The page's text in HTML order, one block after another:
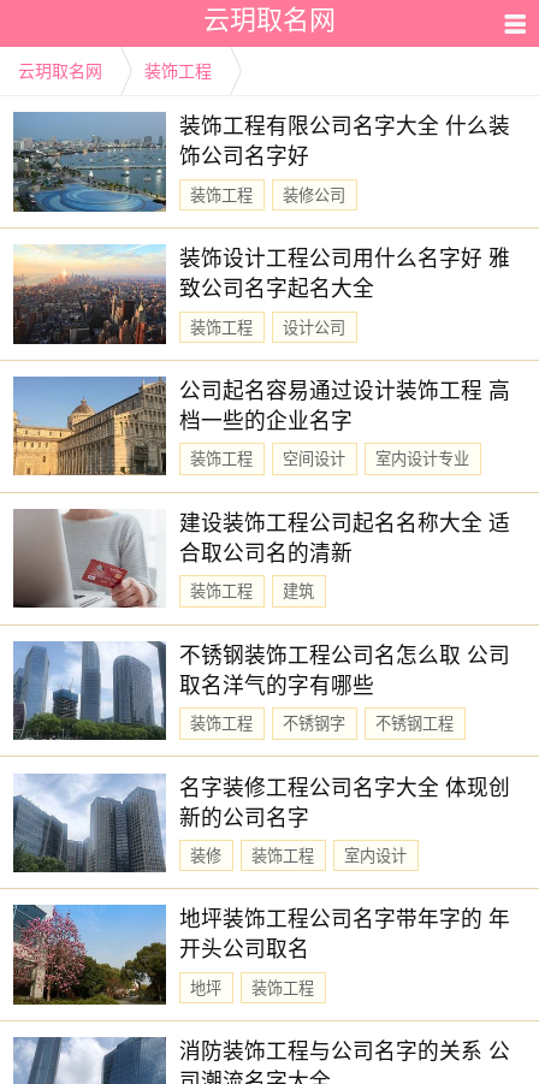
云玥取名网
云玥取名网 装饰工程
装饰工程有限公司名字大全 什么装
饰公司名字好
装饰工程 装修公司
装饰设计工程公司用什么名字好 雅
致公司名字起名大全
装饰工程 设计公司
公司起名容易通过设计装饰工程 高
档一些的企业名字
装饰工程 空间设计 室内设计专业
建设装饰工程公司起名名称大全 适
合取公司名的清新
装饰工程 建筑
不锈钢装饰工程公司名怎么取 公司
取名洋气的字有哪些
装饰工程 不锈钢字 不锈钢工程
名字装修工程公司名字大全 体现创
新的公司名字
装修 装饰工程 室内设计
地坪装饰工程公司名字带年字的 年
开头公司取名
地坪 装饰工程
消防装饰工程与公司名字的关系 公